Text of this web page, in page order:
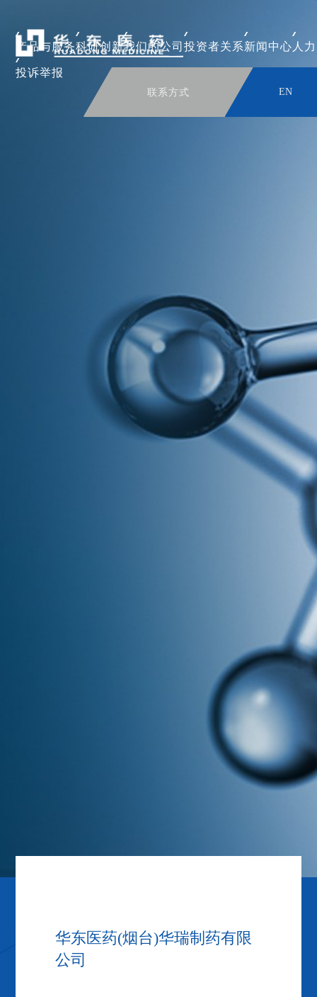
产品与服务科研创新我们的公司投资者关系新闻中心 人
投诉举报
联系方式 EN
华东医药(烟台)华瑞制药有限
公司